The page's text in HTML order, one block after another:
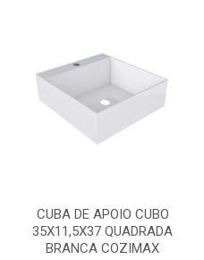
CUBA DE APOIO CUBO
35X11,5X37 QUADRADA
BRANCA COZIMAX